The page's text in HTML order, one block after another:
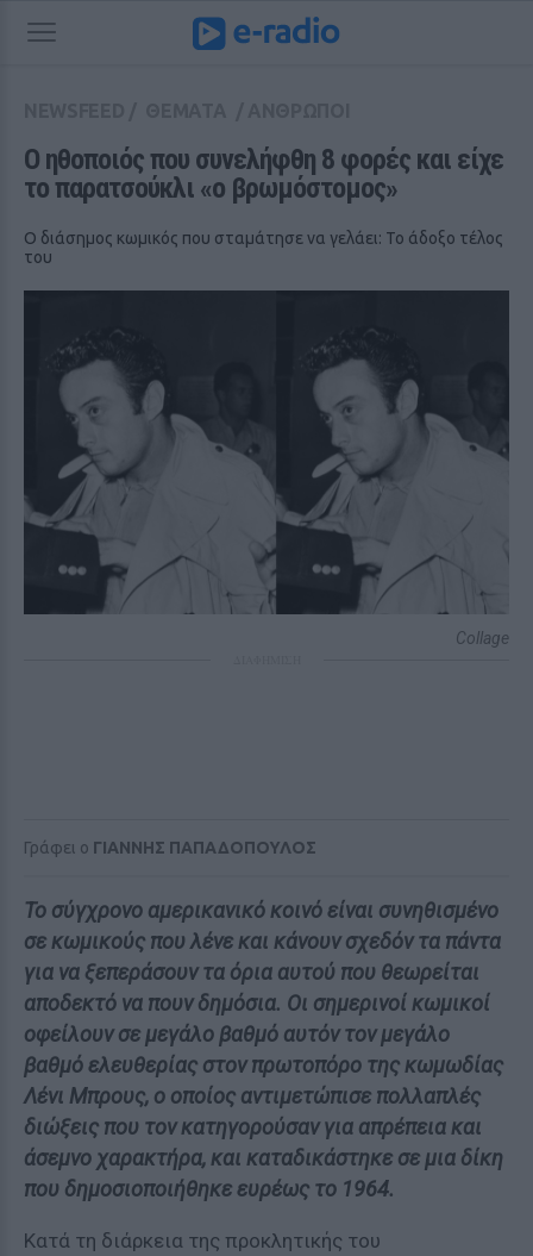
Ο ηθοποιός που συνελήφθη 8 φορές και είχε
το παρατσούκλι «ο βρωμόστομος»
Ο διάσημος κωμικός που σταμάτησε να γελάει: Το άδοξο τέλος
του
Collage
Γράφει ο ΓΙΑΝΝΗΣ ΠΑΠΑΔΟΠΟΥΛΟΣ
Το σύγχρονο αμερικανικό κοινό είναι συνηθισμένο
σε κωμικούς που λένε και κάνουν σχεδόν τα πάντα
για να ξεπεράσουν τα όρια αυτού που θεωρείται
αποδεκτό να πουν δημόσια. Οι σημερινοί κωμικοί
οφείλουν σε μεγάλο βαθμό αυτόν τον μεγάλο
βαθμό ελευθερίας στον πρωτοπόρο της κωμωδίας
Λένι Μπρους, ο οποίος αντιμετώπισε πολλαπλές
διώξεις που τον κατηγορούσαν για απρέπεια και
άσεμνο χαρακτήρα, και καταδικάστηκε σε μια δίκη
που δημοσιοποιήθηκε ευρέως το 1964.
Κατά τη διάρκεια της προκλητικής του